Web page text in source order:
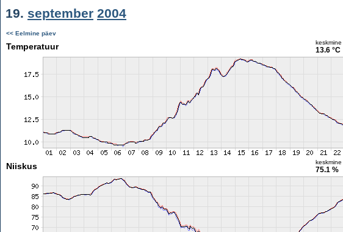
19. september 2004
<< Eelmine päev
Temperatuur keskmine
13.6 °C
Niiskus keskmine
75.1 %